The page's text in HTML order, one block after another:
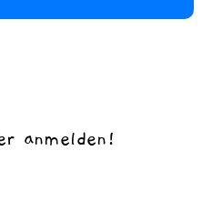
anmelden!